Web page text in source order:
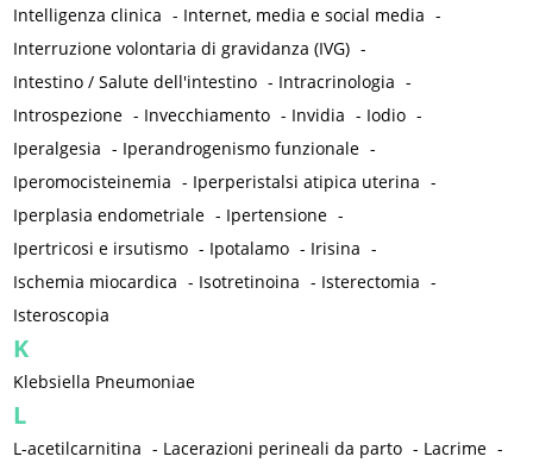
Intelligenza clinica - Internet, media e social media -
Interruzione volontaria di gravidanza (IVG) -
Intestino / Salute dell'intestino - Intracrinologia -
Introspezione - Invecchiamento - Invidia - Iodio -
Iperalgesia - Iperandrogenismo funzionale -
Iperomocisteinemia - Iperperistalsi atipica uterina -
Iperplasia endometriale - Ipertensione -
Ipertricosi e irsutismo - Ipotalamo - Irisina -
Ischemia miocardica - Isotretinoina - Isterectomia -
Isteroscopia
K
Klebsiella Pneumoniae
L
L-acetilcarnitina - Lacerazioni perineali da parto - Lacrime -